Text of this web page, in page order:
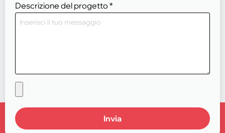
Descrizione del progetto *
Invia